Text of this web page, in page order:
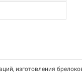
изготовления